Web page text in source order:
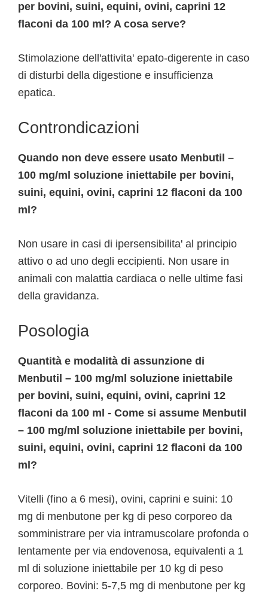
per bovini, suini, equini, ovini, caprini 12
flaconi da 100 ml? A cosa serve?
Stimolazione dell'attivita' epato-digerente in caso
di disturbi della digestione e insufficienza
epatica.
Controndicazioni
Quando non deve essere usato Menbutil –
100 mg/ml soluzione iniettabile per bovini,
suini, equini, ovini, caprini 12 flaconi da 100
ml?
Non usare in casi di ipersensibilita' al principio
attivo o ad uno degli eccipienti. Non usare in
animali con malattia cardiaca o nelle ultime fasi
della gravidanza.
Posologia
Quantità e modalità di assunzione di
Menbutil – 100 mg/ml soluzione iniettabile
per bovini, suini, equini, ovini, caprini 12
flaconi da 100 ml - Come si assume Menbutil
– 100 mg/ml soluzione iniettabile per bovini,
suini, equini, ovini, caprini 12 flaconi da 100
ml?
Vitelli (fino a 6 mesi), ovini, caprini e suini: 10
mg di menbutone per kg di peso corporeo da
somministrare per via intramuscolare profonda o
lentamente per via endovenosa, equivalenti a 1
ml di soluzione iniettabile per 10 kg di peso
corporeo. Bovini: 5-7,5 mg di menbutone per kg